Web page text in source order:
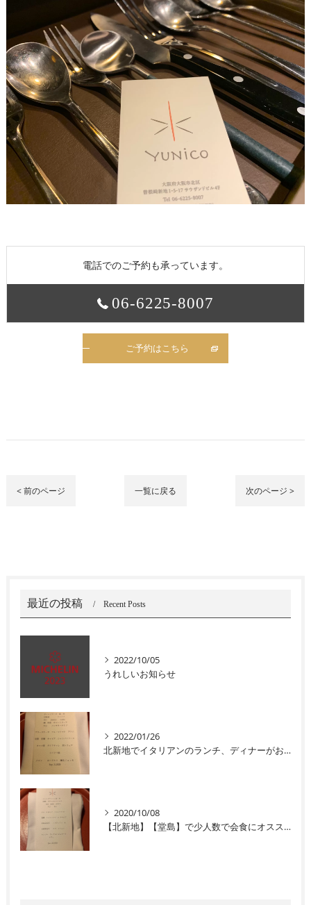
電話でのご予約も承っています。
06-6225-8007
ご予約はこちら
< 前のページ 一覧に戻る 次のページ >
最近の投稿 Recent Posts
2022/10/05
うれしいお知らせ
2022/01/26
北新地でイタリアンのランチ、ディナーがおすすめユニコ
2020/10/08
【北新地】【堂島】で少人数で会食にオススメなイタリアン